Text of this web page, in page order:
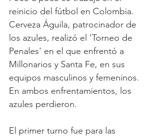
reinicio del fútbol en Colombia.
Cerveza Águila, patrocinador de
los azules, realizó el 'Torneo de
Penales' en el que enfrentó a
Millonarios y Santa Fe, en sus
equipos masculinos y femeninos.
En ambos enfrentamientos, los
azules perdieron.
El primer turno fue para las